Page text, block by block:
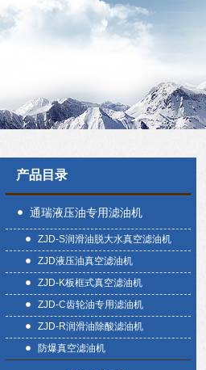
产品目录
通瑞液压油专用滤油机
ZJD-S润滑油脱大水真空滤油机
ZJD液压油真空滤油机
ZJD-K板框式真空滤油机
ZJD-C齿轮油专用滤油机
ZJD-R润滑油除酸滤油机
防爆真空滤油机